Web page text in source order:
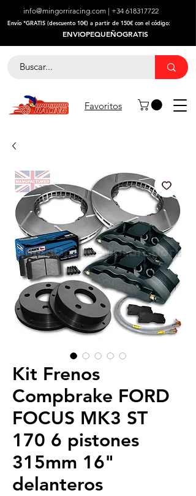
info@mingorriracing.com | +34 618317722
​Envío *GRATIS (descuento 10€) a partir de 150€ con el código:
ENVIOPEQUEÑOGRATIS
Favoritos
Kit Frenos
Compbrake FORD
FOCUS MK3 ST
170 6 pistones
315mm 16"
delanteros